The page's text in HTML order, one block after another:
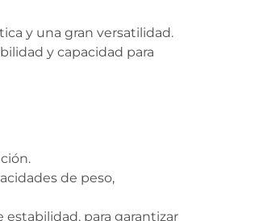
y una gran versatilidad.
y capacidad para
de peso,
para garantizar